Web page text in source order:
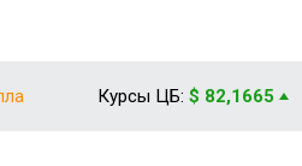
Курсы ЦБ: $ 82,1665